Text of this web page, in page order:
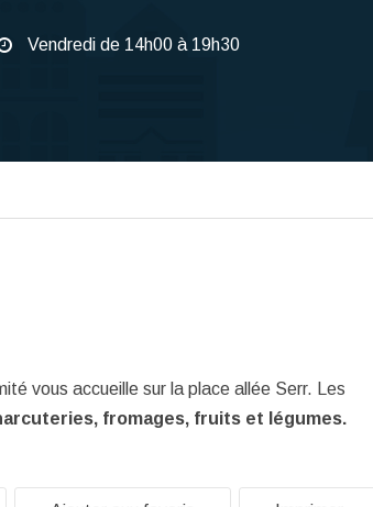
Vendredi de 14h00 à 19h30
vous accueille sur la place allée Serr. Les
fromages, fruits et légumes.